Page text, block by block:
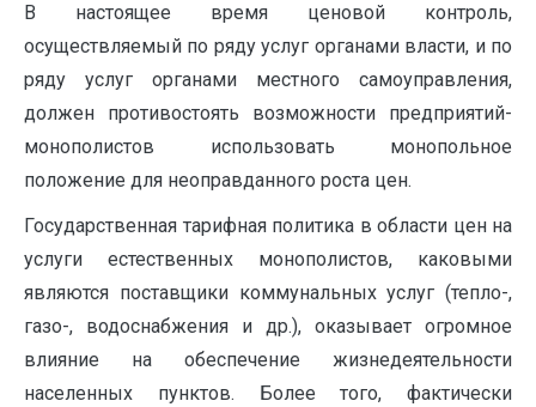
В настоящее время ценовой контроль,
осуществляемый по ряду услуг органами власти, и по
ряду услуг органами местного самоуправления,
должен противостоять возможности предприятий-
монополистов использовать монопольное
положение для неоправданного роста цен.
Государственная тарифная политика в области цен на
услуги естественных монополистов, каковыми
являются поставщики коммунальных услуг (тепло-,
газо-, водоснабжения и др.), оказывает огромное
влияние на обеспечение жизнедеятельности
населенных пунктов. Более того, фактически